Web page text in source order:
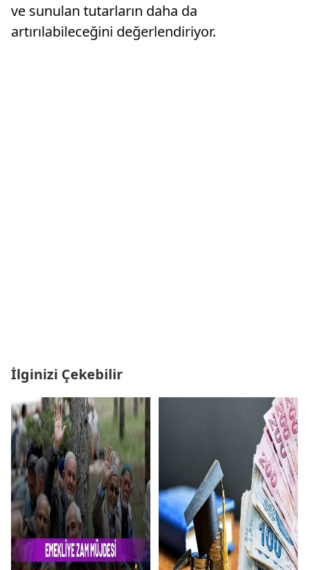
ve sunulan tutarların daha da
artırılabileceğini değerlendiriyor.
İlginizi Çekebilir